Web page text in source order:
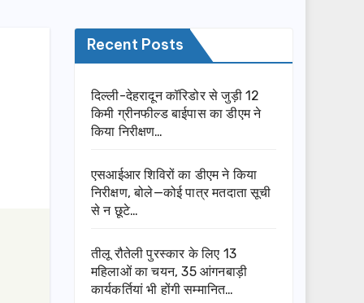
Recent Posts
दिल्ली-देहरादून कॉरिडोर से जुड़ी 12
किमी ग्रीनफील्ड बाईपास का डीएम ने
किया निरीक्षण…
एसआईआर शिविरों का डीएम ने किया
निरीक्षण, बोले—कोई पात्र मतदाता सूची
से न छूटे…
तीलू रौतेली पुरस्कार के लिए 13
महिलाओं का चयन, 35 आंगनबाड़ी
कार्यकर्तियां भी होंगी सम्मानित…